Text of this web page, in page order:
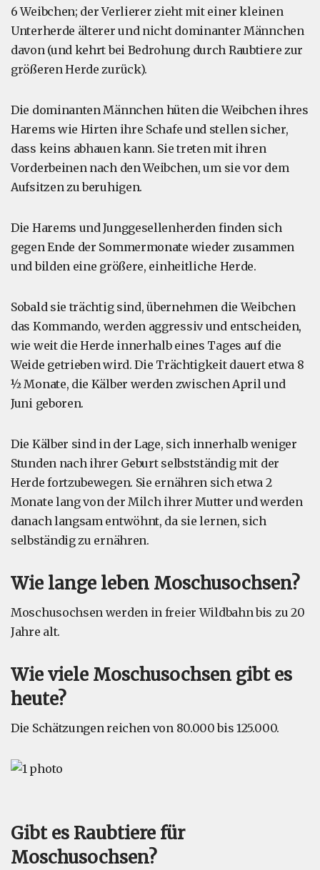
6 Weibchen; der Verlierer zieht mit einer kleinen
Unterherde älterer und nicht dominanter Männchen
davon (und kehrt bei Bedrohung durch Raubtiere zur
größeren Herde zurück).
Die dominanten Männchen hüten die Weibchen ihres
Harems wie Hirten ihre Schafe und stellen sicher,
dass keins abhauen kann. Sie treten mit ihren
Vorderbeinen nach den Weibchen, um sie vor dem
Aufsitzen zu beruhigen.
Die Harems und Junggesellenherden finden sich
gegen Ende der Sommermonate wieder zusammen
und bilden eine größere, einheitliche Herde.
Sobald sie trächtig sind, übernehmen die Weibchen
das Kommando, werden aggressiv und entscheiden,
wie weit die Herde innerhalb eines Tages auf die
Weide getrieben wird. Die Trächtigkeit dauert etwa 8
½ Monate, die Kälber werden zwischen April und
Juni geboren.
Die Kälber sind in der Lage, sich innerhalb weniger
Stunden nach ihrer Geburt selbstständig mit der
Herde fortzubewegen. Sie ernähren sich etwa 2
Monate lang von der Milch ihrer Mutter und werden
danach langsam entwöhnt, da sie lernen, sich
selbständig zu ernähren.
Wie lange leben Moschusochsen?
Moschusochsen werden in freier Wildbahn bis zu 20
Jahre alt.
Wie viele Moschusochsen gibt es
heute?
Die Schätzungen reichen von 80.000 bis 125.000.
Gibt es Raubtiere für
Moschusochsen?